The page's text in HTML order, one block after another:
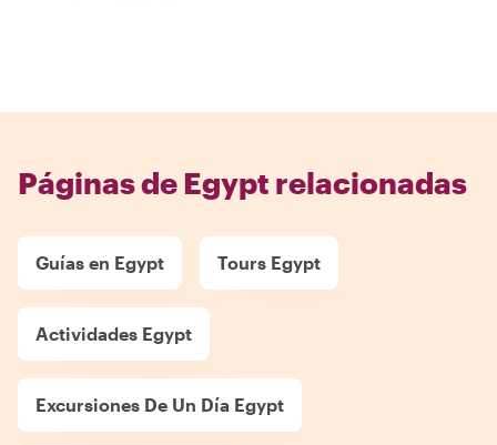
Páginas de Egypt relacionadas
Guías en Egypt Tours Egypt
Actividades Egypt
Excursiones De Un Día Egypt